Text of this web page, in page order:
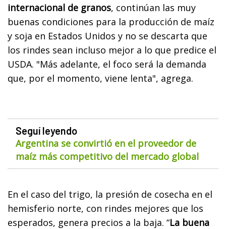
internacional de granos, continúan las muy
buenas condiciones para la producción de maíz
y soja en Estados Unidos y no se descarta que
los rindes sean incluso mejor a lo que predice el
USDA. "Más adelante, el foco será la demanda
que, por el momento, viene lenta", agrega.
Seguí leyendo
Argentina se convirtió en el proveedor de
maíz más competitivo del mercado global
En el caso del trigo, la presión de cosecha en el
hemisferio norte, con rindes mejores que los
esperados, genera precios a la baja. “La buena